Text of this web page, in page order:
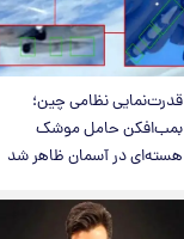
قدرت‌نمایی نظامی چین؛
بمب‌افکن حامل موشک
هسته‌ای در آسمان ظاهر شد